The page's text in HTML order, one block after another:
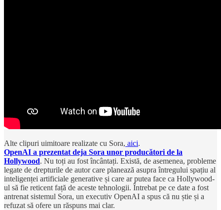
Alte clipuri uimitoare realizate cu Sora, aici.
OpenAI a prezentat deja Sora unor producători de la
Hollywood. Nu toți au fost încântați. Există, de asemenea, probleme
legate de drepturile de autor care planează asupra întregului spațiu al
inteligenței artificiale generative și care ar putea face ca Hollywood-
ul să fie reticent față de aceste tehnologii. Întrebat pe ce date a fost
antrenat sistemul Sora, un executiv OpenAI a spus că nu știe și a
refuzat să ofere un răspuns mai clar.